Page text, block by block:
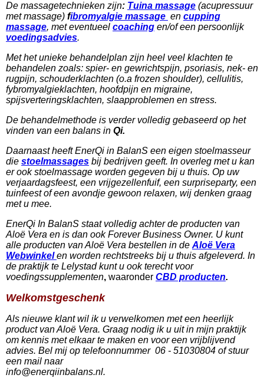
De massagetechnieken zijn: Tuina massage (acupressuur
met massage) fibromyalgie massage en cupping
massage, met eventueel coaching en/of een persoonlijk
voedingsadvies.
Met het unieke behandelplan zijn heel veel klachten te
behandelen zoals: spier- en gewrichtspijn, psoriasis, nek- en
rugpijn, schouderklachten (o.a frozen shoulder), cellulitis,
fybromyalgieklachten, hoofdpijn en migraine,
spijsverteringsklachten, slaapproblemen en stress.
De behandelmethode is verder volledig gebaseerd op het
vinden van een balans in Qi.
Daarnaast heeft EnerQi in BalanS een eigen stoelmasseur
die stoelmassages bij bedrijven geeft. In overleg met u kan
er ook stoelmassage worden gegeven bij u thuis. Op uw
verjaardagsfeest, een vrijgezellenfuif, een surpriseparty, een
tuinfeest of een avondje gewoon relaxen, wij denken graag
met u mee.
EnerQi In BalanS staat volledig achter de producten van
Aloë Vera en is dan ook Forever Business Owner. U kunt
alle producten van Aloë Vera bestellen in de Aloë Vera
Webwinkel en worden rechtstreeks bij u thuis afgeleverd. In
de praktijk te Lelystadkunt u ook terecht voor
voedingssupplementen, waaronder CBD producten.
Welkomstgeschenk
Als nieuwe klant wil ik u verwelkomen met een heerlijk
product van Aloë Vera. Graag nodig ik u uit in mijn praktijk
om kennis met elkaar te maken en voor een vrijblijvend
advies. Bel mij op telefoonnummer 06 - 51030804 of stuur
een mail naar
info@enerqiinbalans.nl.